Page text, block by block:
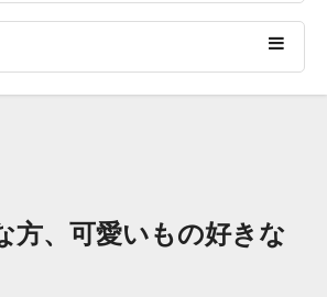
方、可愛いもの好きな